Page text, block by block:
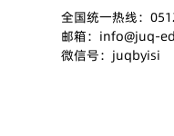
全国统一热线：
邮箱：info@juq-
微信号：juqbyisi